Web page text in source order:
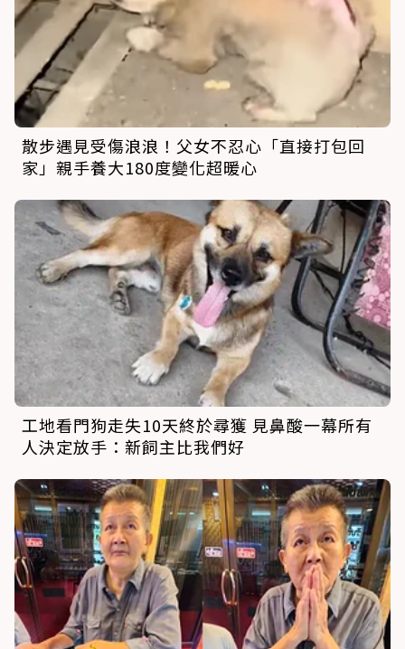
散步遇見受傷浪浪！父女不忍心「直接打包回
家」親手養大180度變化超暖心
工地看門狗走失10天終於尋獲 見鼻酸一幕所有
人決定放手：新飼主比我們好